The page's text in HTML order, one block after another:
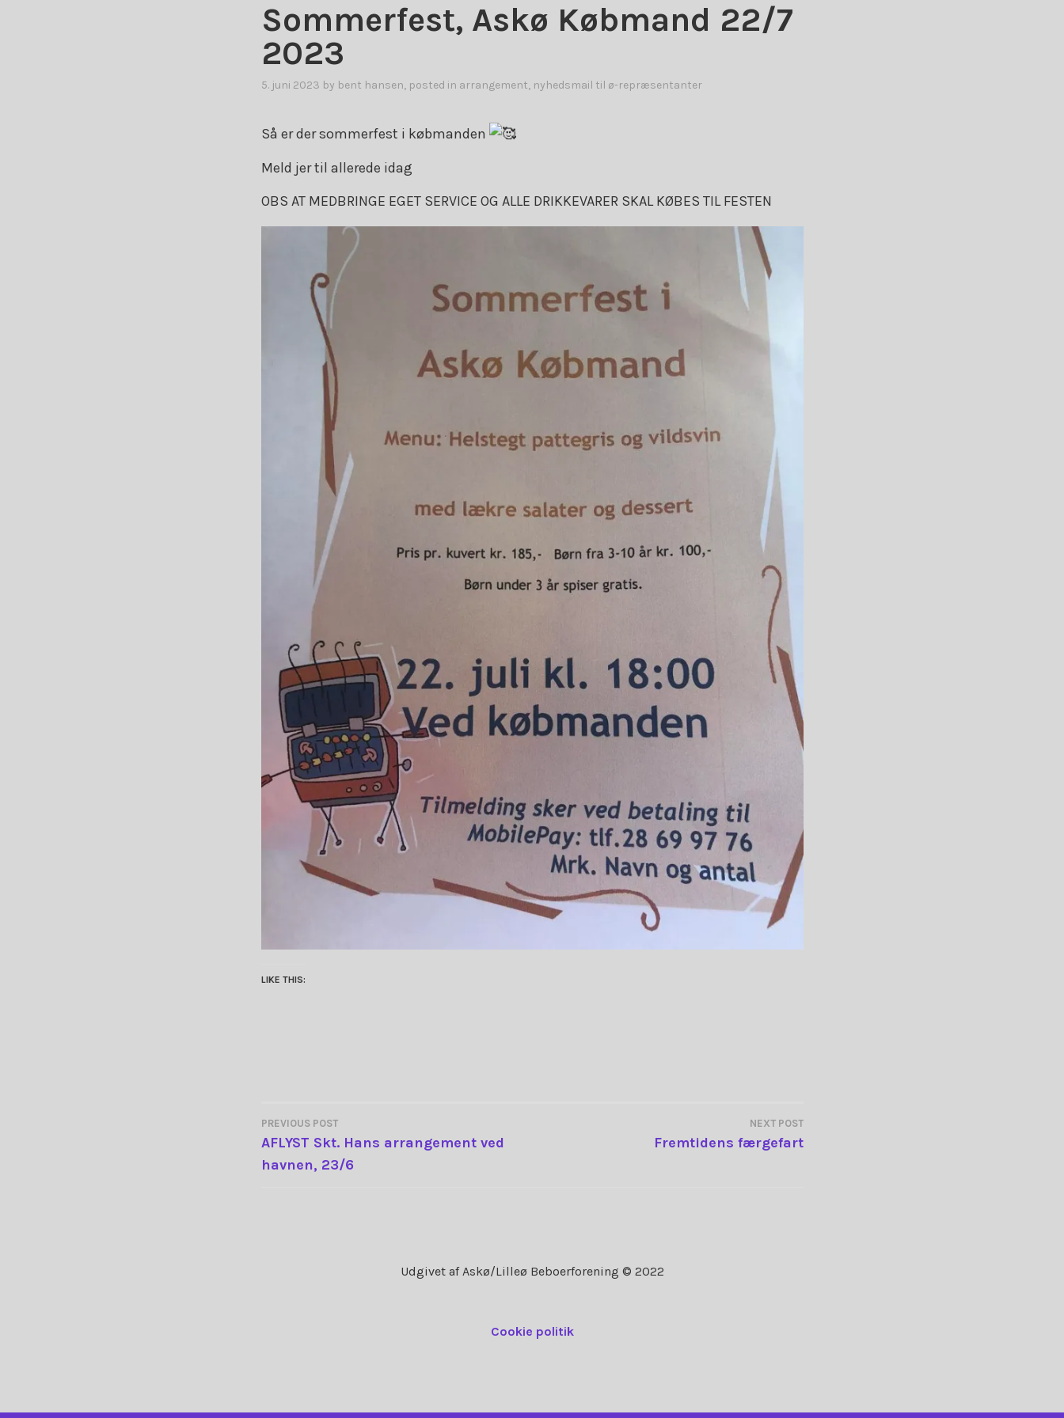
Sommerfest, Askø Købmand 22/7
2023
5. juni 2023 by bent hansen, posted in arrangement, nyhedsmail til ø-repræsentanter
Så er der sommerfest i købmanden
Meld jer til allerede idag
OBS AT MEDBRINGE EGET SERVICE OG ALLE DRIKKEVARER SKAL KØBES TIL FESTEN
LIKE THIS:
INDLÆGSNAVIGATION
PREVIOUS POST
AFLYST Skt. Hans arrangement ved
havnen, 23/6
NEXT POST
Fremtidens færgefart
Udgivet af Askø/Lilleø Beboerforening © 2022
Cookie politik